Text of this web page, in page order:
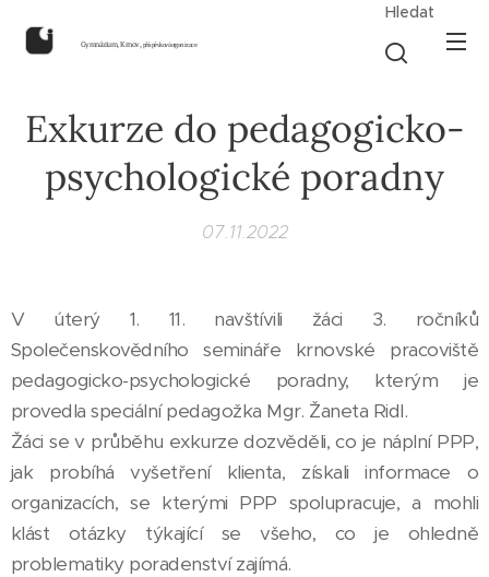
Gymnázium, Krnov,příspěvková organizace
Hledat
Exkurze do pedagogicko-
psychologické poradny
07.11.2022
V úterý 1. 11. navštívili žáci 3. ročníků
Společenskovědního semináře krnovské pracoviště
pedagogicko-psychologické poradny, kterým je
provedla speciální pedagožka Mgr. Žaneta Ridl.
Žáci se v průběhu exkurze dozvěděli, co je náplní PPP,
jak probíhá vyšetření klienta, získali informace o
organizacích, se kterými PPP spolupracuje, a mohli
klást otázky týkající se všeho, co je ohledně
problematiky poradenství zajímá.